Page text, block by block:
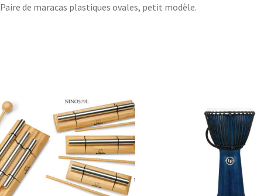
Paire de maracas plastiques ovales, petit modèle.